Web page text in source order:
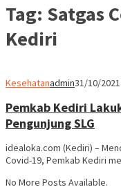
Tag: Satgas
Kediri
Kesehatanadmin31/10/2021
Pemkab Kediri
Pengunjung SLG
idealoka.com (Kediri) –
Covid-19, Pemkab Kediri
No More Posts Available.